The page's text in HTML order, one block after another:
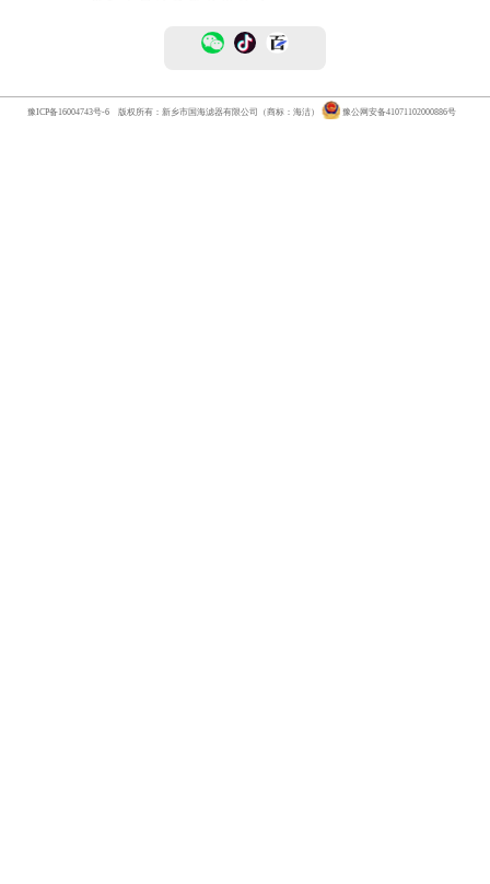
豫ICP备16004743号-6 版权所有：新乡市国海滤器有限公司（商标：海洁） 豫公网安备41071102000886号